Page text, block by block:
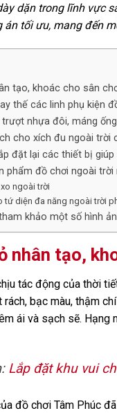
dặn trong lĩnh vực
án tối ưu, mang đến
tạo, khoác cho sân
thế các linh phụ kiện
nhựa đôi, máng
cho xích đu ngoài trời
đặt lại các thiết bị
phẩm đồ chơi ngoài
ngoài trời
tứ diện đa năng ngoài trời
khảo một số hình
nhân tạo,
tác động của thời
rách, bạc màu, thậm
ái và sạch sẽ.
Lắp đặt khu vui
đồ chơi Tâm Phúc